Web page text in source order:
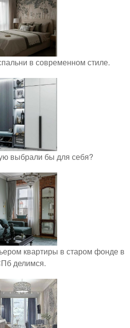
в современном стиле.
выбрали бы для себя?
квартиры в старом фонде в
делимся.